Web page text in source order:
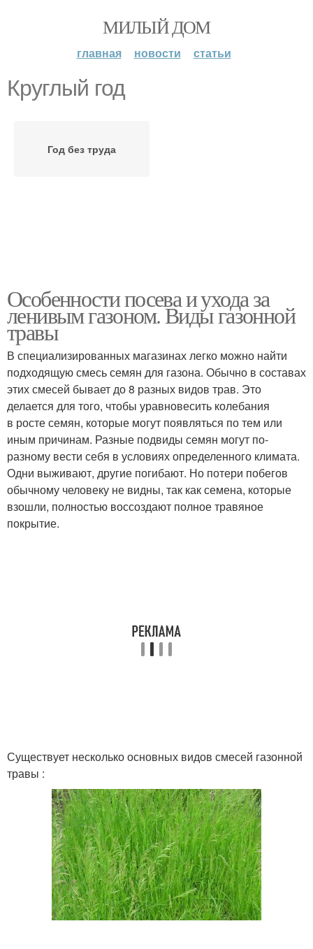
МИЛЫЙ ДОМ
главная новости статьи
Круглый год
Год без труда
Особенности посева и ухода за
ленивым газоном. Виды газонной
травы
В специализированных магазинах легко можно найти
подходящую смесь семян для газона. Обычно в составах
этих смесей бывает до 8 разных видов трав. Это
делается для того, чтобы уравновесить колебания
в росте семян, которые могут появляться по тем или
иным причинам. Разные подвиды семян могут по-
разному вести себя в условиях определенного климата.
Одни выживают, другие погибают. Но потери побегов
обычному человеку не видны, так как семена, которые
взошли, полностью воссоздают полное травяное
покрытие.
Существует несколько основных видов смесей газонной
травы :